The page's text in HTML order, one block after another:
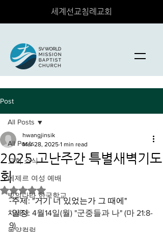
세계선교침례교회
Post
All Posts
교회 소식
에제르 여성 예배
빛의나라 한국학교
차세대
목양컬럼
All Posts
2025 고난주간 특별새벽기도
회
hwangjinsik
Mar 28, 2025 1 min read
Rated NaN out of 5 stars.
-주제: "거기 너 있었는가 그 때에"
-일정: 4월14일(월) "군중들과 나" (마 21:8-
9)